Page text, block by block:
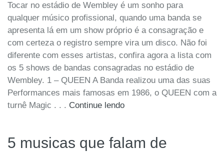
Tocar no estádio de Wembley é um sonho para
qualquer músico profissional, quando uma banda se
apresenta lá em um show próprio é a consagração e
com certeza o registro sempre vira um disco. Não foi
diferente com esses artistas, confira agora a lista com
os 5 shows de bandas consagradas no estádio de
Wembley. 1 – QUEEN A Banda realizou uma das suas
Performances mais famosas em 1986, o QUEEN com a
turnê Magic . . . Continue lendo
5 musicas que falam de